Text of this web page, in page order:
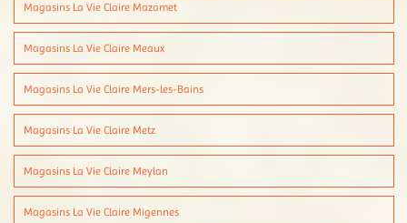
Magasins La Vie Claire Mazamet
Magasins La Vie Claire Meaux
Magasins La Vie Claire Mers-les-Bains
Magasins La Vie Claire Metz
Magasins La Vie Claire Meylan
Magasins La Vie Claire Migennes